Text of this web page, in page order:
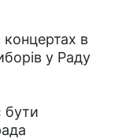
в
у Раду
бути